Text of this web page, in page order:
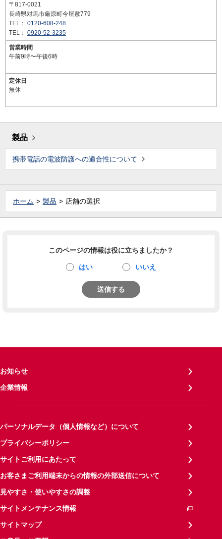
〒817-0021
長崎県対馬市厳原町今屋敷779
TEL： 0120-608-248
TEL： 0920-52-3235
営業時間
午前9時〜午後6時
定休日
無休
製品
携帯電話の電波防護への適合性について
ホーム 製品 店舗の選択
このページの情報は役に立ちましたか？
はい いいえ
送信する
お知らせ
企業情報
パーソナルデータ（個人情報など）について
プライバシーポリシー
サイトご利用にあたって
お客さまご利用端末からの情報の外部送信について
見やすさ・使いやすさの調整
サイトメンテナンス情報
サイトマップ